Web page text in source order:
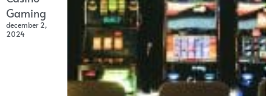
Gaming
december 2,
2024